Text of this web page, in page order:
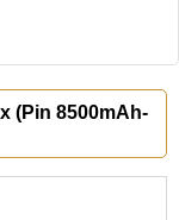
trang bị chip
2.752.645. So với
(Pin 8500mAh-